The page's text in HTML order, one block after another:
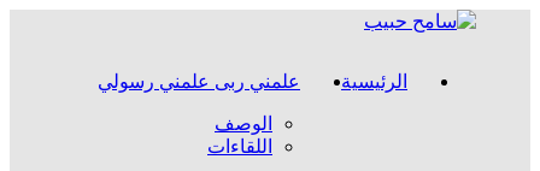
الرئيسية
علمني ربى علمني رسولي
الوصف
اللقاءات